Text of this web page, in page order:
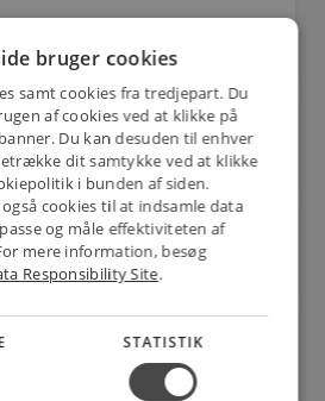
bruger cookies
samt cookies fra tredjepart. Du
af cookies ved at klikke på
Du kan desuden til enhver
dit samtykke ved at klikke
i bunden af siden.
cookies til at indsamle data
og måle effektiviteten af
mere information, besøg
Responsibility Site.
STATISTIK